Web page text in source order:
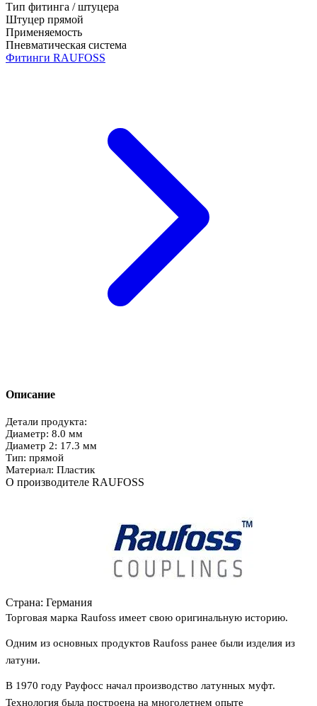
Тип фитинга / штуцера
Штуцер прямой
Применяемость
Пневматическая система
Фитинги RAUFOSS
Описание
Детали продукта:
Диаметр: 8.0 мм
Диаметр 2: 17.3 мм
Тип: прямой
Материал: Пластик
О производителе RAUFOSS
Страна: Германия
Торговая марка Raufoss имеет свою оригинальную историю.
Одним из основных продуктов Raufoss ранее были изделия из
латуни.
В 1970 году Рауфосс начал производство латунных муфт.
Технология была построена на многолетнем опыте